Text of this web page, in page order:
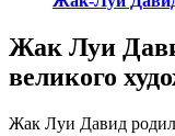
Жак Луи
великого
Жак Луи Давид